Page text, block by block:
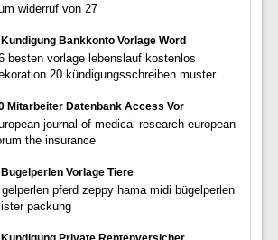
widerruf von 27
Bankkonto Vorlage Word
besten vorlage lebenslauf kostenlos
20 kündigungsschreiben muster
Mitarbeiter Datenbank Access Vor
journal of medical research european
the insurance
Vorlage Tiere
gelperlen pferd zeppy hama midi bügelperlen
packung